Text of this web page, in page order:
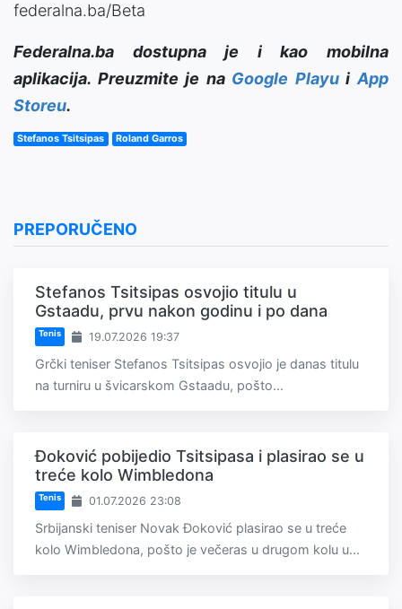
federalna.ba/Beta
Federalna.ba dostupna je i kao mobilna
aplikacija. Preuzmite je na Google PlayuiApp
Storeu.
Stefanos Tsitsipas Roland Garros
PREPORUČENO
Stefanos Tsitsipas osvojio titulu u
Gstaadu, prvu nakon godinu i po dana
Tenis 19.07.2026 19:37
Grčki teniser Stefanos Tsitsipas osvojio je danas titulu
na turniru u švicarskom Gstaadu, pošto...
Đoković pobijedio Tsitsipasa i plasirao se u
treće kolo Wimbledona
Tenis 01.07.2026 23:08
Srbijanski teniser Novak Đoković plasirao se u treće
kolo Wimbledona, pošto je večeras u drugom kolu u...